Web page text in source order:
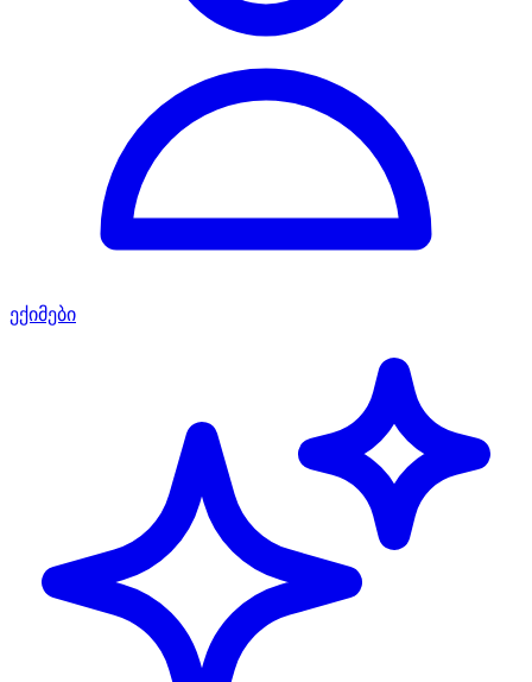
ექიმები